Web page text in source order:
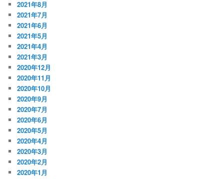
2021年8月
2021年7月
2021年6月
2021年5月
2021年4月
2021年3月
2020年12月
2020年11月
2020年10月
2020年9月
2020年7月
2020年6月
2020年5月
2020年4月
2020年3月
2020年2月
2020年1月